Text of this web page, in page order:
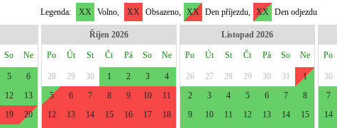
Legenda: XX Volno, XX Obsazeno, XX Den příjezdu, XX Den odjezdu
So Ne
5
6
12
13
19
20
Říjen 2026
Po Út St Čt Pá So Ne
28 29 30 1 2 3
4
5
6 7 8 9 10
11
12
13 14 15 16 17
18
Listopad 2026
Po Út St Čt Pá So Ne
26 27 28 29 30 31
1
2
3 4 5 6 7
8
9
10 11 12 13 14
15
Po
30
7
14